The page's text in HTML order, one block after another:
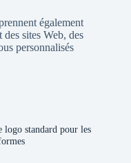
également
sites Web, des
personnalisés
standard pour les